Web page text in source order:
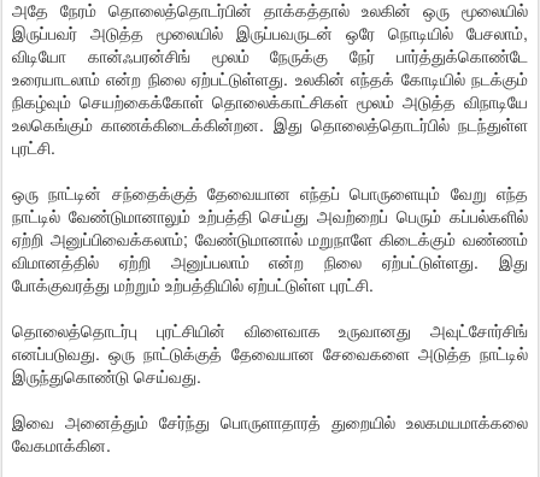
அதே நேரம் தொலைத்தொடர்பின் தாக்கத்தால் உலகின் ஒரு மூலையில்
இருப்பவர் அடுத்த மூலையில் இருப்பவருடன் ஒரே நொடியில் பேசலாம்,
விடியோ கான்ஃபரன்சிங் மூலம் நேருக்கு நேர் பார்த்துக்கொண்டே
உரையாடலாம் என்ற நிலை ஏற்பட்டுள்ளது. உலகின் எந்தக் கோடியில் நடக்கும்
நிகழ்வும் செயற்கைக்கோள் தொலைக்காட்சிகள் மூலம் அடுத்த விநாடியே
உலகெங்கும் காணக்கிடைக்கின்றன. இது தொலைத்தொடர்பில் நடந்துள்ள
புரட்சி.
ஒரு நாட்டின் சந்தைக்குத் தேவையான எந்தப் பொருளையும் வேறு எந்த
நாட்டில் வேண்டுமானாலும் உற்பத்தி செய்து அவற்றைப் பெரும் கப்பல்களில்
ஏற்றி அனுப்பிவைக்கலாம்; வேண்டுமானால் மறுநாளே கிடைக்கும் வண்ணம்
விமானத்தில் ஏற்றி அனுப்பலாம் என்ற நிலை ஏற்பட்டுள்ளது. இது
போக்குவரத்து மற்றும் உற்பத்தியில் ஏற்பட்டுள்ள புரட்சி.
தொலைத்தொடர்பு புரட்சியின் விளைவாக உருவானது அவுட்சோர்சிங்
எனப்படுவது. ஒரு நாட்டுக்குத் தேவையான சேவைகளை அடுத்த நாட்டில்
இருந்துகொண்டு செய்வது.
இவை அனைத்தும் சேர்ந்து பொருளாதாரத் துறையில் உலகமயமாக்கலை
வேகமாக்கின.